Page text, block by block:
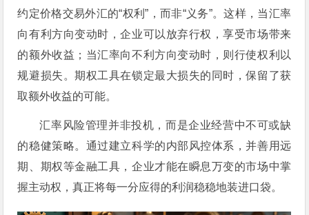
约定价格交易外汇的“权利”，而非“义务”。这样，当汇率
向有利方向变动时，企业可以放弃行权，享受市场带来
的额外收益；当汇率向不利方向变动时，则行使权利以
规避损失。期权工具在锁定最大损失的同时，保留了获
取额外收益的可能。
汇率风险管理并非投机，而是企业经营中不可或缺
的稳健策略。通过建立科学的内部风控体系，并善用远
期、期权等金融工具，企业才能在瞬息万变的市场中掌
握主动权，真正将每一分应得的利润稳稳地装进口袋。